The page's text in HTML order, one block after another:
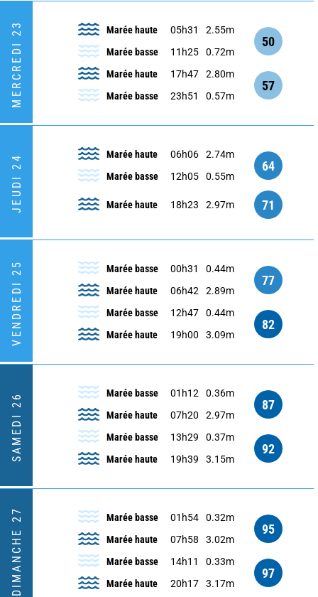
MERCREDI 23 Marée haute 05h31
2.55m
Marée basse
11h25 0.72m
50
Marée haute 17h47
2.80m
Marée basse
23h51 0.57m
57
JEUDI 24 Marée haute 06h06
2.74m
Marée basse
12h05 0.55m
64
Marée haute 18h23 2.97m 71
VENDREDI 25 Marée basse 00h31
0.44m
Marée haute
06h42 2.89m
77
Marée basse 12h47
0.44m
Marée haute
19h00 3.09m
82
SAMEDI 26 Marée basse 01h12
0.36m
Marée haute
07h20 2.97m
87
Marée basse 13h29
0.37m
Marée haute
19h39 3.15m
92
DIMANCHE 27 Marée basse 01h54
0.32m
Marée haute
07h58 3.02m
95
Marée basse 14h11
0.33m
Marée haute
20h17 3.17m
97